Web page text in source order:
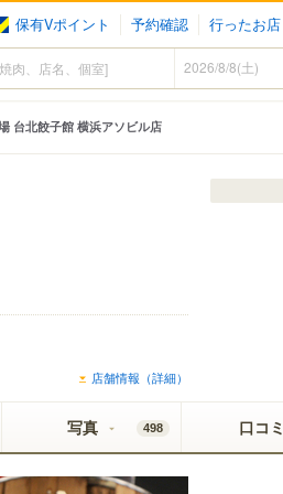
保有Vポイント 予約確認 行ったお店
台北餃子館 横浜アソビル店
店舗情報（詳細）
写真 498 口コミ